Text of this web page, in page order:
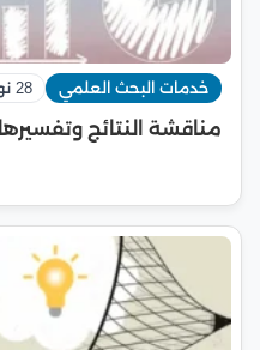
خدمات البحث العلمي 28 نوفمبر 2024
مناقشة النتائج وتفسيرها